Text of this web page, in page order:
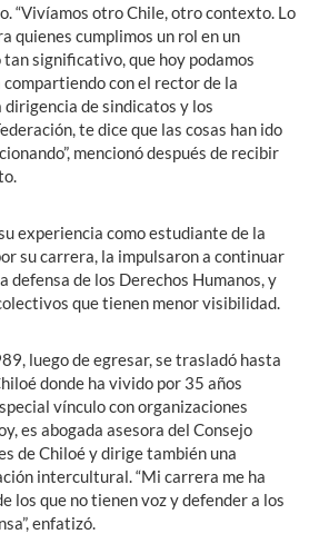
“Vivíamos otro Chile, otro contexto. Lo
quienes cumplimos un rol en un
significativo, que hoy podamos
con el rector de la
dirigencia de sindicatos y los
te dice que las cosas han ido
mencionó después de recibir
experiencia como estudiante de la
su carrera, la impulsaron a continuar
defensa de los Derechos Humanos, y
que tienen menor visibilidad.
luego de egresar, se trasladó hasta
donde ha vivido por 35 años
vínculo con organizaciones
es abogada asesora del Consejo
de Chiloé y dirige también una
intercultural. “Mi carrera me ha
los que no tienen voz y defender a los
enfatizó.